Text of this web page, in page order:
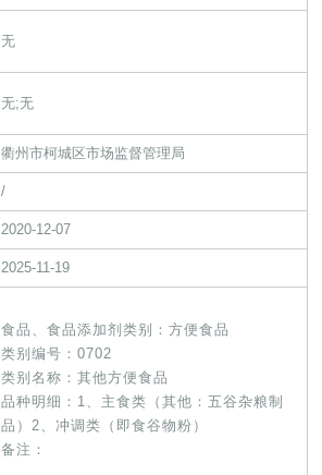
无
无;无
衢州市柯城区市场监督管理局
/
2020-12-07
2025-11-19
食品、食品添加剂类别：方便食品
类别编号：0702
类别名称：其他方便食品
品种明细：1、主食类（其他：五谷杂粮制
品）2、冲调类（即食谷物粉）
备注：